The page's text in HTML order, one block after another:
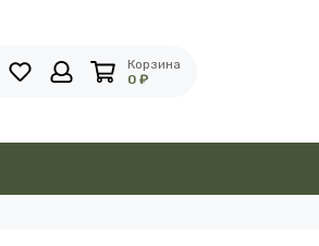
Корзина
0 ₽